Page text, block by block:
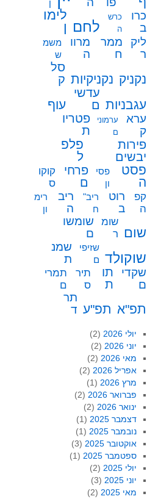
ן
כרו
ב
כרש
ה
לחם
לימו
ן
ליק
ר
ממר
ח
מרוו
ה
משמ
ש
נקניק נקניקיות
סל
ק
עגבניות
עדשי
ם
עוף
ערא
ק
ערמוני
ם
פטריו
ת
פירות
יבשים
פלפ
ל
פסט
ה
פסי
ון
פרחי
ם
קוקו
ס
קפ
ה
רוט
ב
ריב"
ח
ריב
ה
רימ
ון
שום
שומ
ר
שומשו
ם
שוקולד
שזיפי
ם
שמנ
ת
שקדי
ם
תו
ת
תיר
ס
תמרי
ם
תפ"א תפ"ע
תר
ד
יולי 2026
(2)
יוני 2026
(2)
מאי 2026
(2)
אפריל 2026
(2)
מרץ 2026
(1)
פברואר 2026
(2)
ינואר 2026
(2)
דצמבר 2025
(1)
נובמבר 2025
(1)
אוקטובר 2025
(3)
ספטמבר 2025
(1)
יולי 2025
(2)
יוני 2025
(3)
מאי 2025
(2)